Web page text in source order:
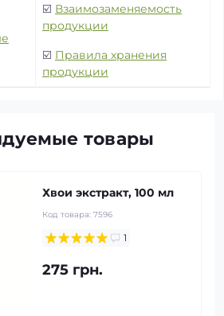
☑️ Взаимозаменяемость
продукции
☑️ Правила хранения
продукции
товары
Хвои экстракт, 100 мл
Код товара: 7596
1
275 грн.